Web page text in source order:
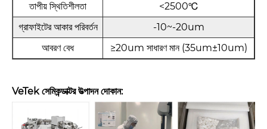
তাপীয় স্থিতিশীলতা
<2500℃
গ্রাফাইটের আকার পরিবর্তন
-10~-20um
আবরণ বেধ
≥20um সাধারণ মান (35um±10um)
VeTek সেমিকন্ডাক্টর উত্পাদন দোকান: